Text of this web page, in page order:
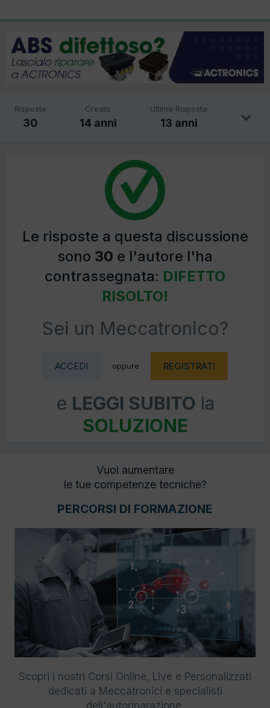
Risposte
30
Creato
14 anni
Ultima Risposta
13 anni
Le risposte a questa discussione
sono 30 e l'autore l'ha
contrassegnata: DIFETTO
RISOLTO!
Sei un Meccatronico?
ACCEDI oppure REGISTRATI
e LEGGI SUBITO la
SOLUZIONE
Vuoi aumentare
le tue competenze tecniche?
PERCORSI DI FORMAZIONE
Scopri i nostri Corsi Online, Live e Personalizzati
dedicati a Meccatronici e specialisti
dell'autoriparazione.